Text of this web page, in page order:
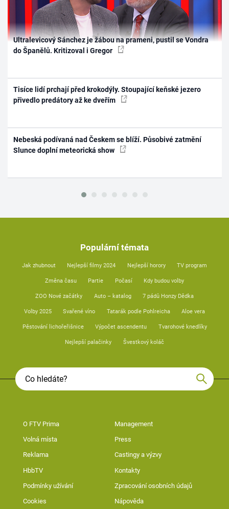
Ultralevicový Sánchez je žábou na prameni, pustil se Vondra
do Španělů. Kritizoval i Gregor
Tisíce lidí prchají před krokodýly. Stoupající keňské jezero
přivedlo predátory až ke dveřím
Nebeská podívaná nad Českem se blíží. Působivé zatmění
Slunce doplní meteorická show
Populární témata
Jak zhubnout Nejlepší filmy 2024 Nejlepší horory TV program
Změna času Partie Počasí Kdy budou volby
ZOO Nové začátky Auto – katalog 7 pádů Honzy Dědka
Volby 2025 Svařené víno Tatarák podle Pohlreicha Aloe vera
Pěstování lichořeřišnice Výpočet ascendentu Tvarohové knedlíky
Nejlepší palačinky Švestkový koláč
O FTV Prima Management
Volná místa Press
Reklama Castingy a výzvy
HbbTV Kontakty
Podmínky užívání Zpracování osobních údajů
Cookies Nápověda